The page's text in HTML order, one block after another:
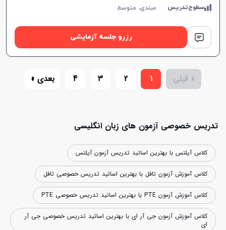
سطوح‌تدریس مبتدی، متوسط
رزرو جلسه آزمایشی
« قبلی 1
2
3
4 بعدی »
تدریس خصوصی آزمون های زبان انگلیسی
کلاس آیلتس با بهترین اساتید تدریس آزمون آیلتس
کلاس آموزش آزمون تافل با بهترین اساتید تدریس خصوصی تافل
کلاس آموزش آزمون PTE با بهترین اساتید تدریس خصوصی PTE
کلاس آموزش آزمون جی آر ای با بهترین اساتید تدریس خصوصی جی آر
ای